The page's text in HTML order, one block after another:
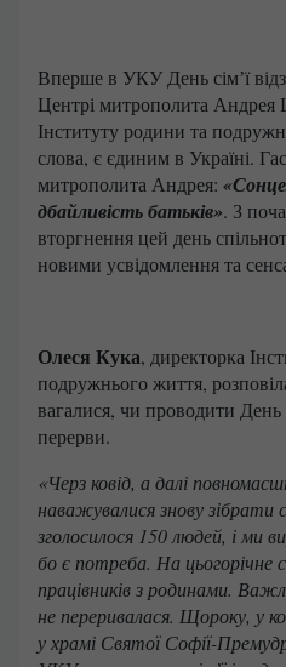
Вперше в УКУ День сімʼї
Центрі митрополита Андрея
Інституту родини та
слова, є єдиним в Україні.
митрополита Андрея:
дбайливість батьків». З
вторгнення цей день
новими усвідомлення та
Олеся Кука, директорка
подружнього життя,
вагалися, чи проводити День
перерви.
«Черз ковід, а далі
наважувалися знову зібрати
зголосилося 150 людей, і ми
бо є потреба. На цьогорічне
працівників з родинами.
не переривалася. Щороку, у
у храмі Святої Софії-